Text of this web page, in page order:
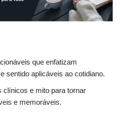
que enfatizam
sentido aplicáveis ao cotidiano.
clínicos e mito para tornar
e memoráveis.